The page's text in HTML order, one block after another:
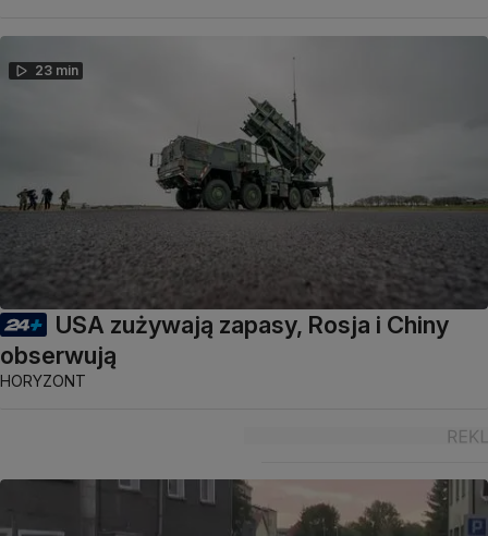
23 min
USA zużywają zapasy, Rosja i Chiny
obserwują
HORYZONT